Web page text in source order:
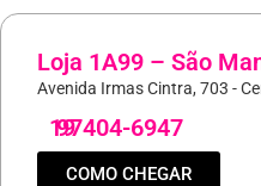
Loja 1A99 – São
Avenida Irmas Cintra, 703 -
19
97404-6947
COMO CHEGAR